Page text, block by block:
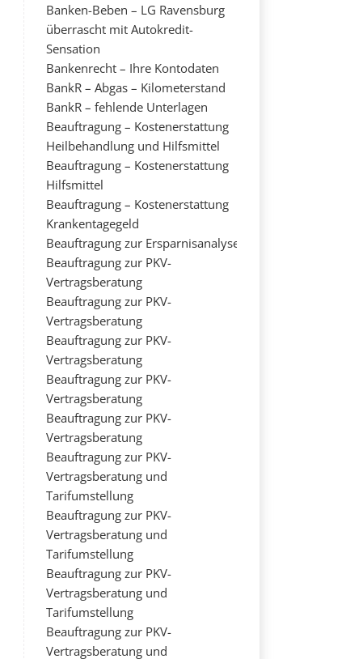
Banken-Beben – LG Ravensburg
überrascht mit Autokredit-
Sensation
Bankenrecht – Ihre Kontodaten
BankR – Abgas – Kilometerstand
BankR – fehlende Unterlagen
Beauftragung – Kostenerstattung
Heilbehandlung und Hilfsmittel
Beauftragung – Kostenerstattung
Hilfsmittel
Beauftragung – Kostenerstattung
Krankentagegeld
Beauftragung zur Ersparnisanalyse
Beauftragung zur PKV-
Vertragsberatung
Beauftragung zur PKV-
Vertragsberatung
Beauftragung zur PKV-
Vertragsberatung
Beauftragung zur PKV-
Vertragsberatung
Beauftragung zur PKV-
Vertragsberatung
Beauftragung zur PKV-
Vertragsberatung und
Tarifumstellung
Beauftragung zur PKV-
Vertragsberatung und
Tarifumstellung
Beauftragung zur PKV-
Vertragsberatung und
Tarifumstellung
Beauftragung zur PKV-
Vertragsberatung und